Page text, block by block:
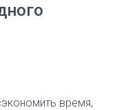
время,